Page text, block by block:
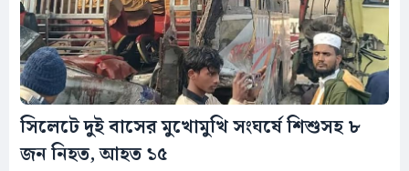
সিলেটে দুই বাসের মুখোমুখি সংঘর্ষে শিশুসহ ৮
জন নিহত, আহত ১৫